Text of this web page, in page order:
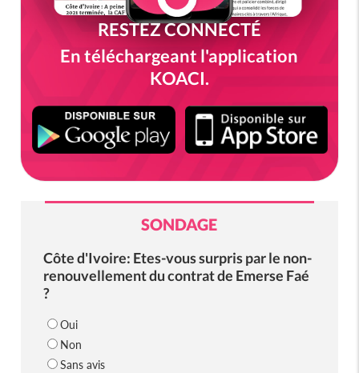
RESTEZ CONNECTÉ
En téléchargeant l'application
KOACI.
SONDAGE
Côte d'Ivoire: Etes-vous surpris par le non-
renouvellement du contrat de Emerse Faé
?
Oui
Non
Sans avis